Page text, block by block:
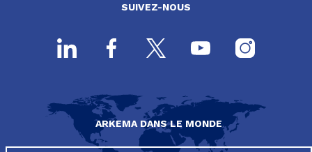
SUIVEZ-NOUS
ARKEMA DANS LE MONDE